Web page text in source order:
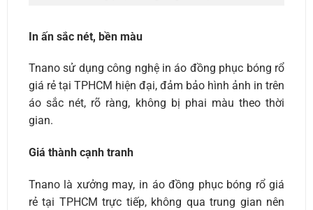
In ấn sắc nét, bền màu
Tnano sử dụng công nghệ in áo đồng phục bóng rổ
giá rẻ tại TPHCM hiện đại, đảm bảo hình ảnh in trên
áo sắc nét, rõ ràng, không bị phai màu theo thời
gian.
Giá thành cạnh tranh
Tnano là xưởng may, in áo đồng phục bóng rổ giá
rẻ tại TPHCM trực tiếp, không qua trung gian nên